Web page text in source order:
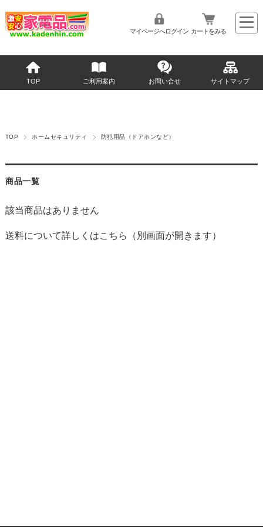
マイページへログイン カートをみる
TOP ご利用案内 お問い合せ サイトマップ
TOP ホームセキュリティ 防犯用品（ドアホンなど）
商品一覧
該当商品はありません
送料について詳しくはこちら（別画面が開きます）